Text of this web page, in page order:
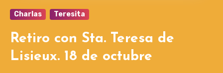
Charlas Teresita
Retiro con Sta. Teresa de
Lisieux. 18 de octubre